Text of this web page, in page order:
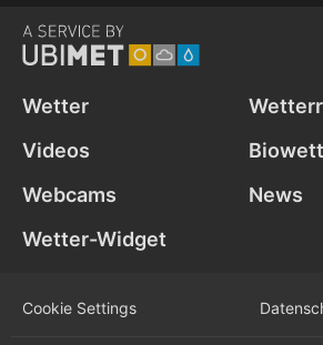
Wetter
Videos
Webcams
News
Wetter-Widget
Cookie Settings